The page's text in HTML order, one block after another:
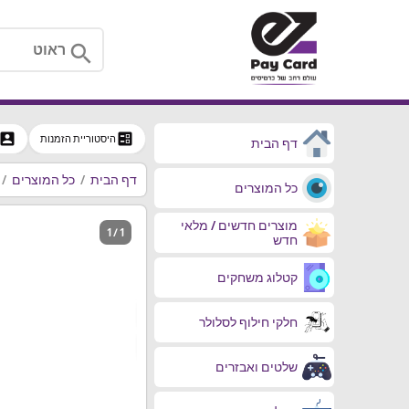
search
דף הבית
כל המוצרים
מוצרים חדשים / מלאי
חדש
קטלוג משחקים
חלקי חילוף לסלולר
שלטים ואבזרים
ballot היסטוריית הזמנות
דף הבית כל המוצרים
1 / 1